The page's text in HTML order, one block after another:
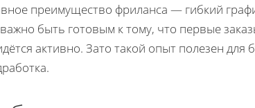
преимущество фриланса — гибкий
быть готовым к тому, что первые
активно. Зато такой опыт полезен